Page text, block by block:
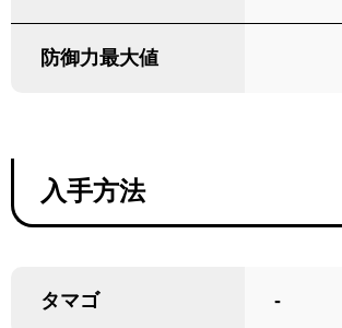
防御力最大値
入手方法
タマゴ -